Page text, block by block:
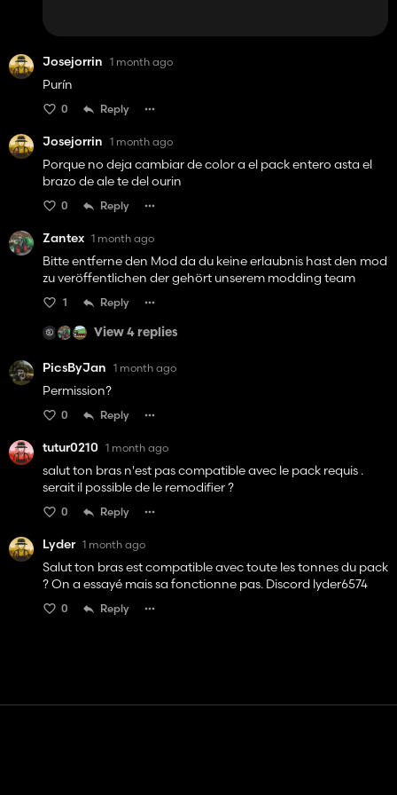
Josejorrin 1 month ago
Purín
0 Reply
Josejorrin 1 month ago
Porque no deja cambiar de color a el pack entero asta el
brazo de ale te del ourin
0 Reply
Zantex 1 month ago
Bitte entferne den Mod da du keine erlaubnis hast den mod
zu veröffentlichen der gehört unserem modding team
1 Reply
View 4 replies
PicsByJan 1 month ago
Permission?
0 Reply
tutur0210 1 month ago
salut ton bras n'est pas compatible avec le pack requis .
serait il possible de le remodifier ?
0 Reply
Lyder 1 month ago
Salut ton bras est compatible avec toute les tonnes du pack
? On a essayé mais sa fonctionne pas. Discord lyder6574
0 Reply